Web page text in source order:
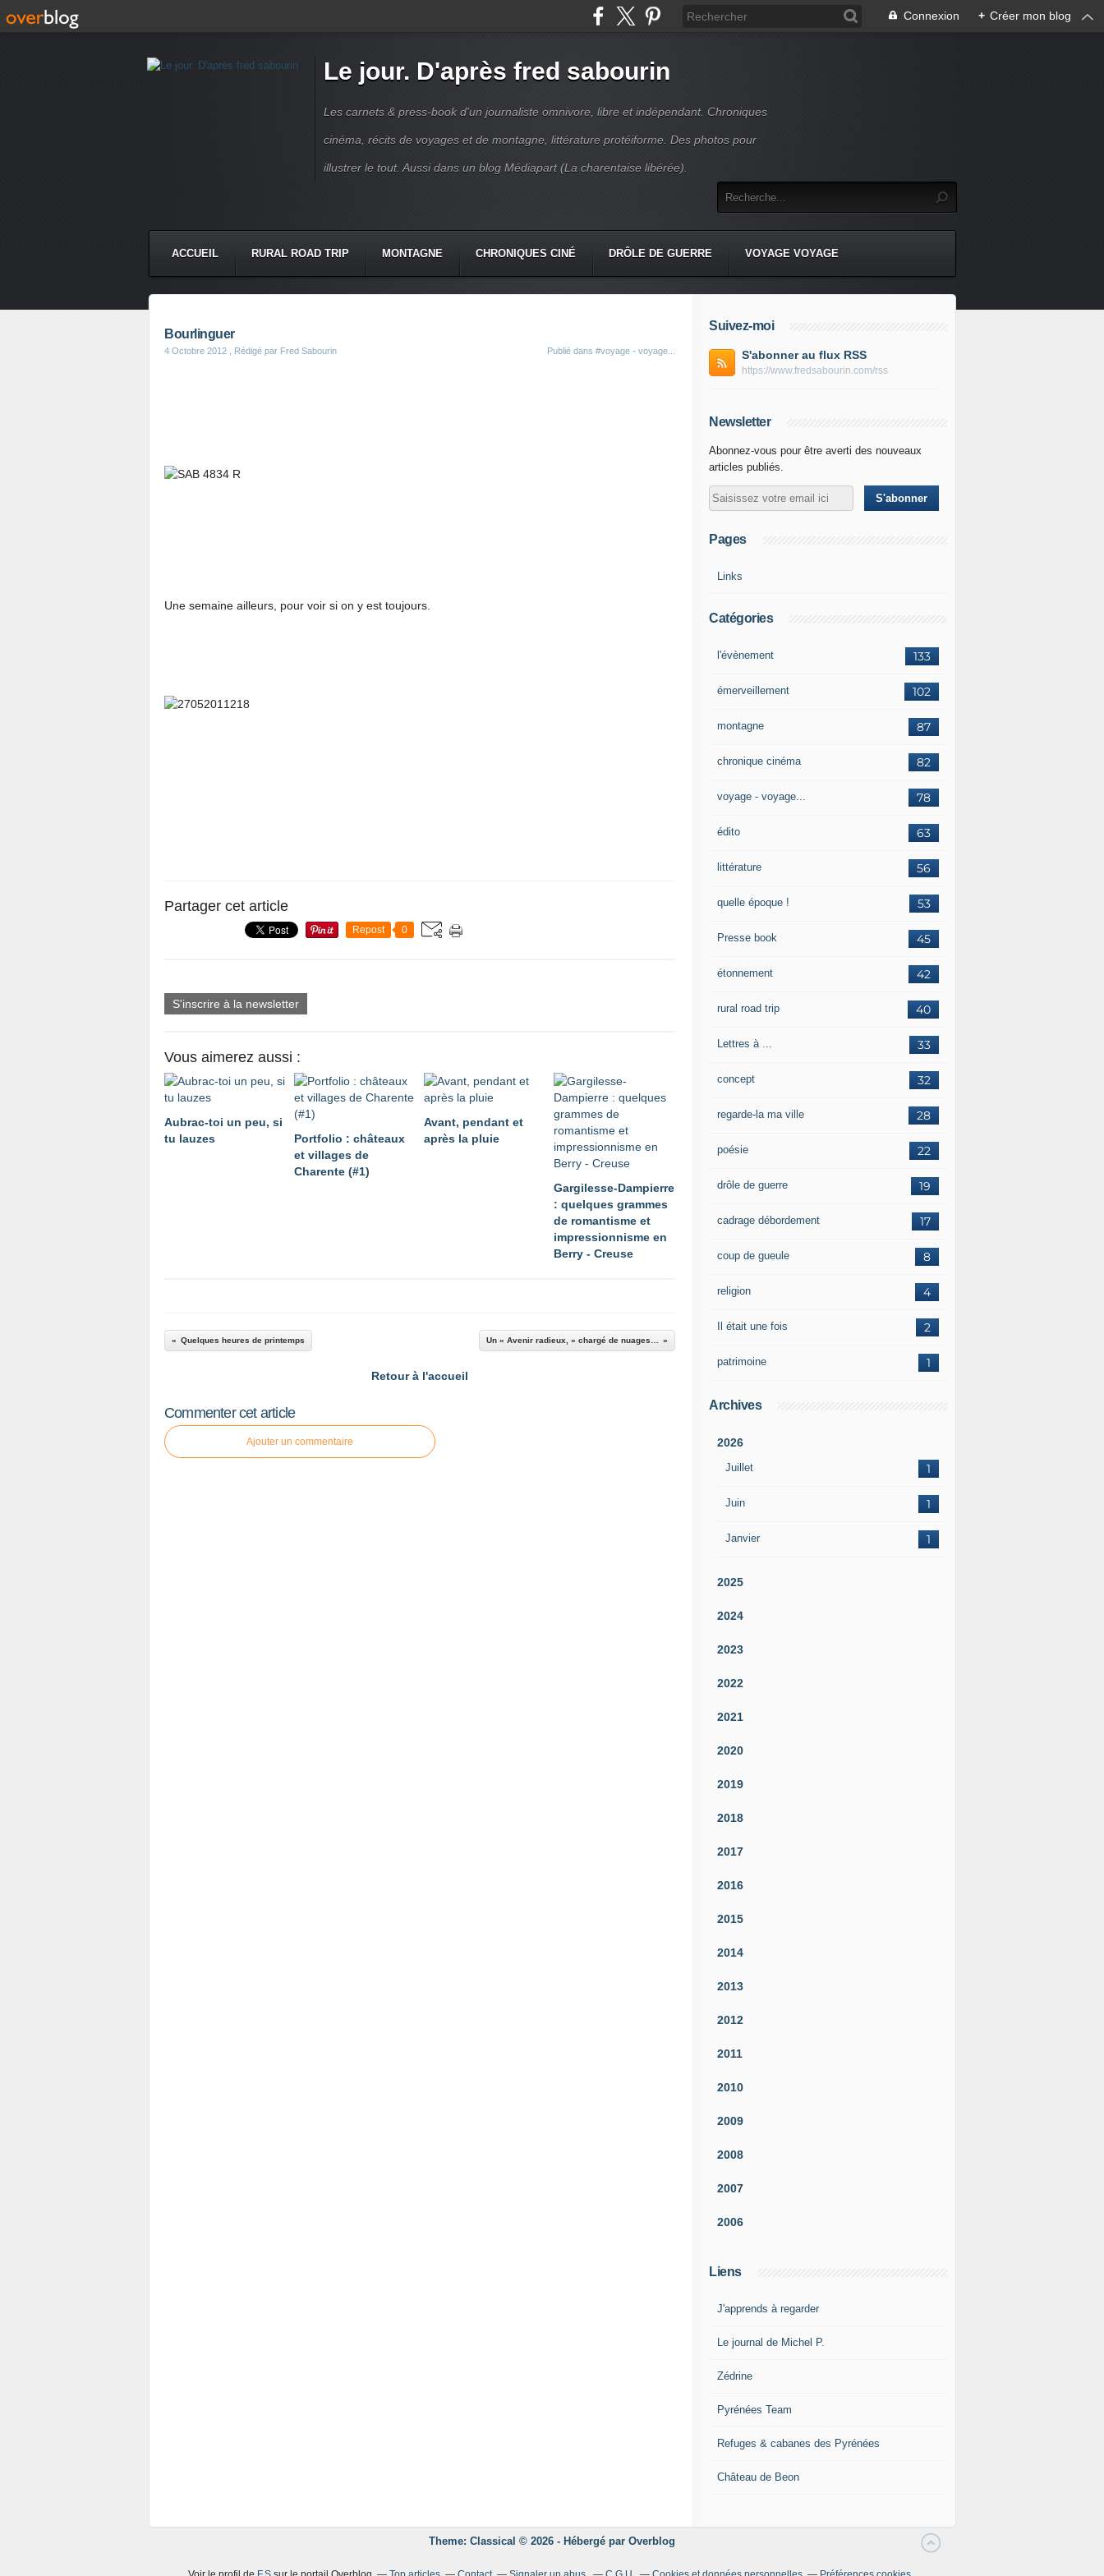
Connexion + Créer mon blog
Le jour. D'après fred sabourin
Les carnets & press-book d'un journaliste omnivore, libre et indépendant. Chroniques
cinéma, récits de voyages et de montagne, littérature protéiforme. Des photos pour
illustrer le tout. Aussi dans un blog Médiapart (La charentaise libérée).
ACCUEIL RURAL ROAD TRIP MONTAGNE CHRONIQUES CINÉ DRÔLE DE GUERRE VOYAGE VOYAGE
Bourlinguer
4 Octobre 2012 , Rédigé par Fred Sabourin Publié dans #voyage - voyage...
Une semaine ailleurs, pour voir si on y est toujours.
Partager cet article
Repost 0
S'inscrire à la newsletter
Vous aimerez aussi :
Aubrac-toi un peu, si
tu lauzes
Portfolio : châteaux
et villages de
Charente (#1)
Avant, pendant et
après la pluie
Gargilesse-Dampierre
: quelques grammes
de romantisme et
impressionnisme en
Berry - Creuse
Quelques heures de printemps Un « Avenir radieux, » chargé de nuages…
Retour à l'accueil
Commenter cet article
Ajouter un commentaire
Suivez-moi
S'abonner au flux RSS
https://www.fredsabourin.com/rss
Newsletter
Abonnez-vous pour être averti des nouveaux
articles publiés.
Pages
Links
Catégories
133
l'évènement
102
émerveillement
87
montagne
82
chronique cinéma
78
voyage - voyage...
63
édito
56
littérature
53
quelle époque !
45
Presse book
42
étonnement
40
rural road trip
33
Lettres à ...
32
concept
28
regarde-la ma ville
22
poésie
19
drôle de guerre
17
cadrage débordement
8
coup de gueule
4
religion
2
Il était une fois
1
patrimoine
Archives
2026
Juillet 1
Juin 1
Janvier 1
2025
2024
2023
2022
2021
2020
2019
2018
2017
2016
2015
2014
2013
2012
2011
2010
2009
2008
2007
2006
Liens
J'apprends à regarder
Le journal de Michel P.
Zédrine
Pyrénées Team
Refuges & cabanes des Pyrénées
Château de Beon
Theme: Classical © 2026 - Hébergé par Overblog